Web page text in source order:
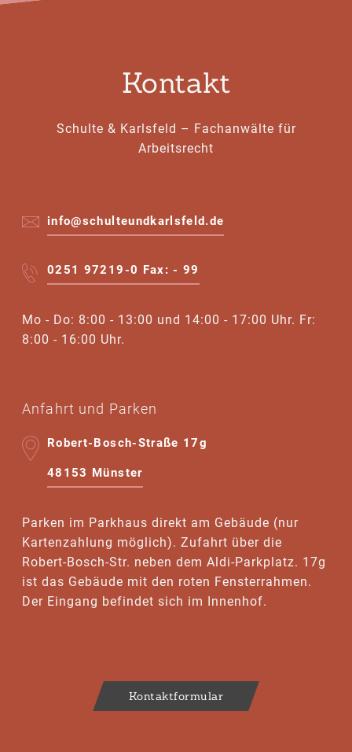
Kontakt
Schulte & Karlsfeld – Fachanwälte für
Arbeitsrecht
info@schulteundkarlsfeld.de
0251 97219-0 Fax: - 99
Mo - Do: 8:00 - 13:00 und 14:00 - 17:00 Uhr. Fr:
8:00 - 16:00 Uhr.
Anfahrt und Parken
Robert-Bosch-Straße 17g
48153 Münster
Parken im Parkhaus direkt am Gebäude (nur
Kartenzahlung möglich). Zufahrt über die
Robert-Bosch-Str. neben dem Aldi-Parkplatz. 17g
ist das Gebäude mit den roten Fensterrahmen.
Der Eingang befindet sich im Innenhof.
Kontaktformular